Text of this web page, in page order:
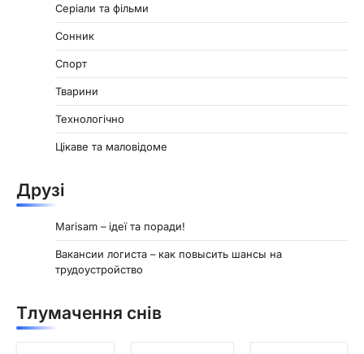
Серіали та фільми
Сонник
Спорт
Тварини
Технологічно
Цікаве та маловідоме
Друзі
Marisam – ідеї та поради!
Вакансии логиста – как повысить шансы на
трудоустройство
Тлумачення снів